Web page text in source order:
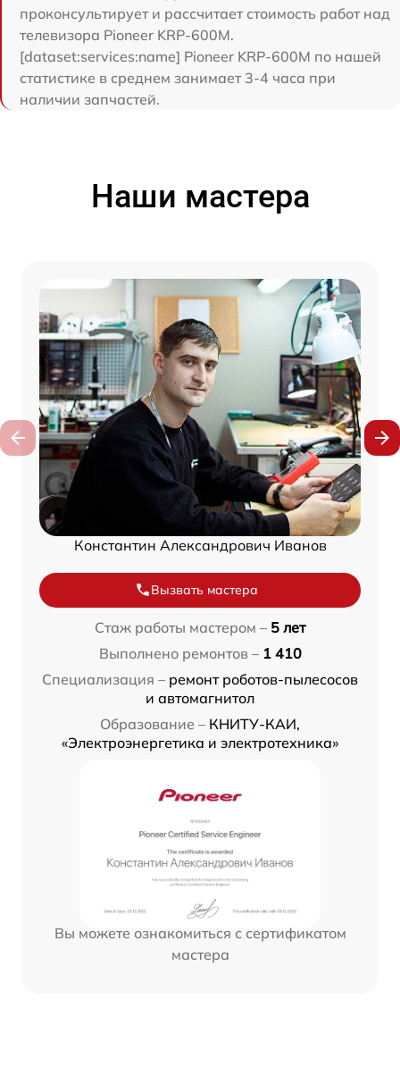
проконсультирует и рассчитает стоимость работ над
телевизора Pioneer KRP-600M.
[dataset:services:name] Pioneer KRP-600M по нашей
статистике в среднем занимает 3-4 часа при
наличии запчастей.
Наши мастера
Константин Александрович Иванов
Вызвать мастера
Стаж работы мастером – 5 лет
Выполнено ремонтов – 1 410
Специализация – ремонт роботов-пылесосов
и автомагнитол
Образование – КНИТУ-КАИ,
«Электроэнергетика и электротехника»
Вы можете ознакомиться с сертификатом
мастера